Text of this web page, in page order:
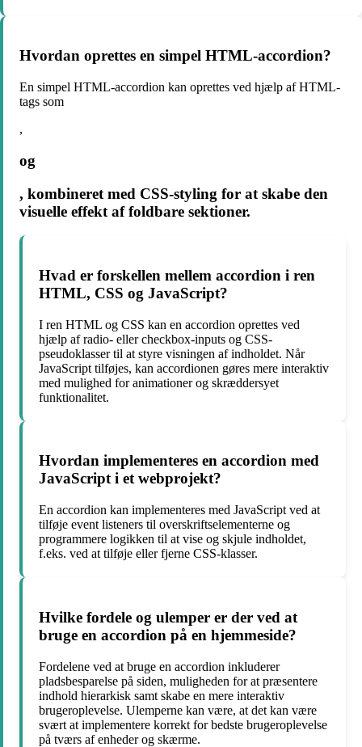
Hvordan oprettes en simpel HTML-accordion?
En simpel HTML-accordion kan oprettes ved hjælp af HTML-
tags som
,
og
, kombineret med CSS-styling for at skabe den
visuelle effekt af foldbare sektioner.
Hvad er forskellen mellem accordion i ren
HTML, CSS og JavaScript?
I ren HTML og CSS kan en accordion oprettes ved
hjælp af radio- eller checkbox-inputs og CSS-
pseudoklasser til at styre visningen af indholdet. Når
JavaScript tilføjes, kan accordionen gøres mere interaktiv
med mulighed for animationer og skræddersyet
funktionalitet.
Hvordan implementeres en accordion med
JavaScript i et webprojekt?
En accordion kan implementeres med JavaScript ved at
tilføje event listeners til overskriftselementerne og
programmere logikken til at vise og skjule indholdet,
f.eks. ved at tilføje eller fjerne CSS-klasser.
Hvilke fordele og ulemper er der ved at
bruge en accordion på en hjemmeside?
Fordelene ved at bruge en accordion inkluderer
pladsbesparelse på siden, muligheden for at præsentere
indhold hierarkisk samt skabe en mere interaktiv
brugeroplevelse. Ulemperne kan være, at det kan være
svært at implementere korrekt for bedste brugeroplevelse
på tværs af enheder og skærme.